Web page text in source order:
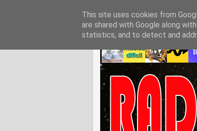
This site uses cookies from
are shared with Google along
statistics, and to detect and